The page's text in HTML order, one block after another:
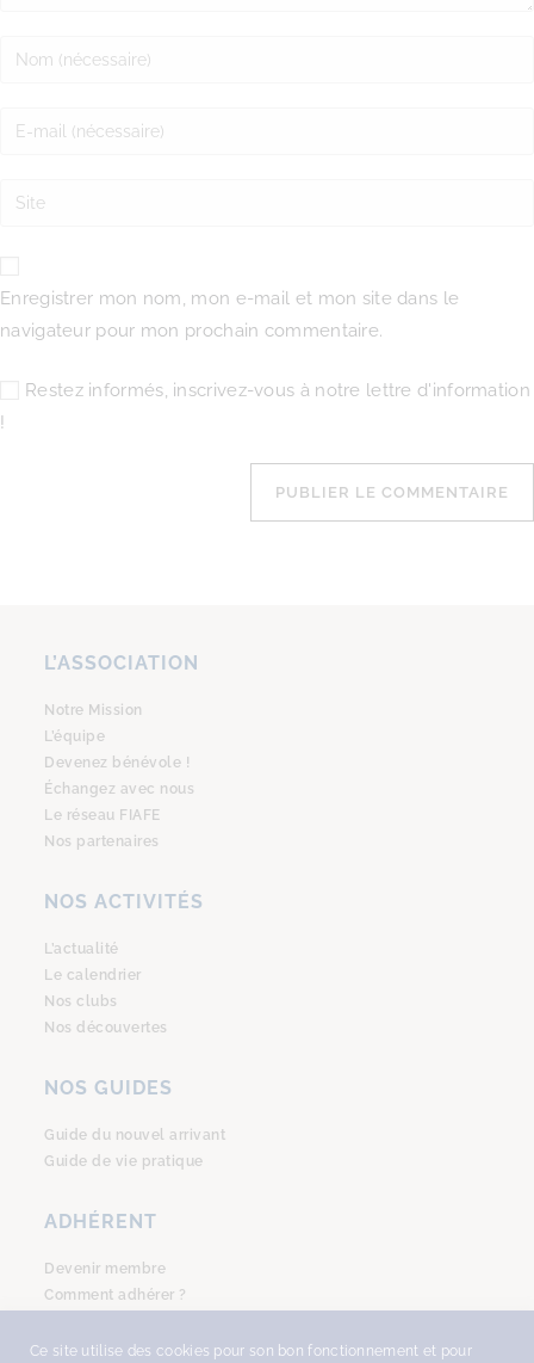
Enregistrer mon nom, mon e-mail et mon site dans le
navigateur pour mon prochain commentaire.
Restez informés, inscrivez-vous à notre lettre d'information
!
L’ASSOCIATION
Notre Mission
L’équipe
Devenez bénévole !
Échangez avec nous
Le réseau FIAFE
Nos partenaires
NOS ACTIVITÉS
L’actualité
Le calendrier
Nos clubs
Nos découvertes
NOS GUIDES
Guide du nouvel arrivant
Guide de vie pratique
ADHÉRENT
Devenir membre
Comment adhérer ?
Ce site utilise des cookies pour son bon fonctionnement et pour